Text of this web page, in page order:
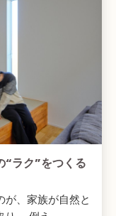
“ラク”をつくる
が、家族が自然と